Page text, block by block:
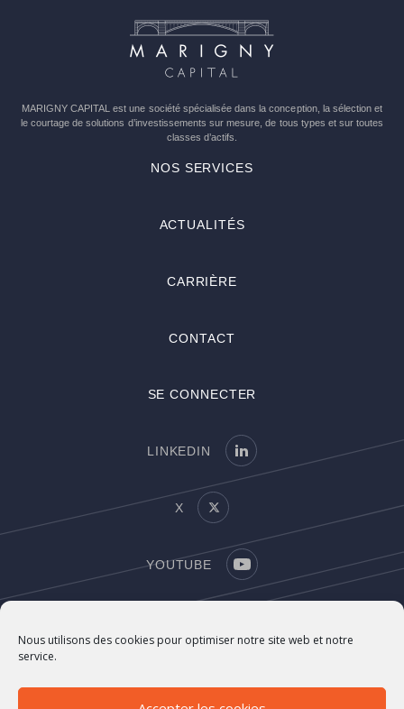
Nous utilisons des cookies pour optimiser notre site web et notre
service.
MARIGNY CAPITAL est une société spécialisée dans la conception, la sélection et
le courtage de solutions d’investissements sur mesure, de tous types et sur toutes
classes d’actifs.
NOS SERVICES
ACTUALITÉS
CARRIÈRE
CONTACT
SE CONNECTER
LINKEDIN
X
YOUTUBE
IMPRINT